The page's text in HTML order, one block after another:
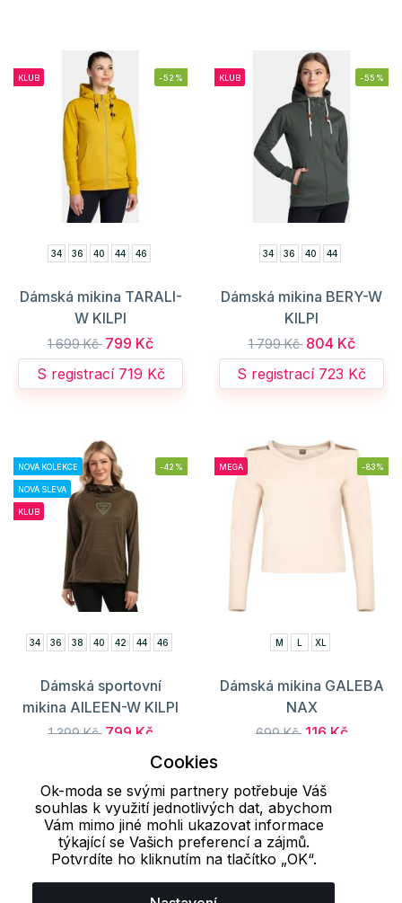
KLUB -52%
34 36 40 44 46
Dámská mikina TARALI-
W KILPI
1 699 Kč 799 Kč
S registrací 719 Kč
KLUB -55%
34 36 40 44
Dámská mikina BERY-W
KILPI
1 799 Kč 804 Kč
S registrací 723 Kč
NOVÁ KOLEKCE
NOVÁ SLEVA
KLUB
-42%
34 36 38 40 42 44 46
Dámská sportovní
mikina AILEEN-W KILPI
1 399 Kč 799 Kč
S registrací 719 Kč
MEGA -83%
M L XL
Dámská mikina GALEBA
NAX
699 Kč 116 Kč
Načíst dalších 24 položek
1 2 3 .. 19 20 21
Cookies
Ok-moda se svými partnery potřebuje Váš
souhlas k využití jednotlivých dat, abychom
Vám mimo jiné mohli ukazovat informace
týkající se Vašich preferencí a zájmů.
Potvrdíte ho kliknutím na tlačítko „OK“.